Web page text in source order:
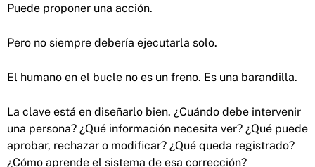
Puede proponer una acción.
Pero no siempre debería ejecutarla solo.
El humano en el bucle no es un freno. Es una barandilla.
La clave está en diseñarlo bien. ¿Cuándo debe intervenir
una persona? ¿Qué información necesita ver? ¿Qué puede
aprobar, rechazar o modificar? ¿Qué queda registrado?
¿Cómo aprende el sistema de esa corrección?